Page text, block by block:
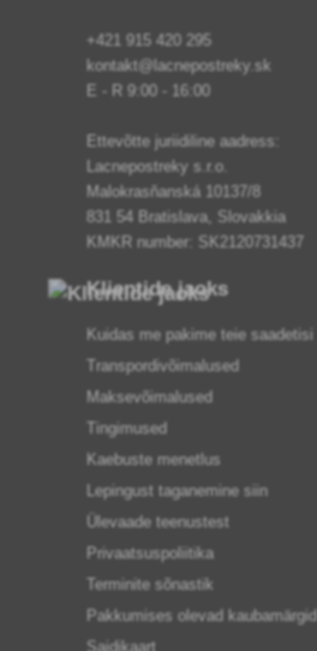
+421 915 420 295
kontakt@lacnepostreky.sk
E - R 9:00 - 16:00
Ettevõtte juriidiline aadress:
Lacnepostreky s.r.o.
Malokrasňanská 10137/8
831 54 Bratislava, Slovakkia
KMKR number: SK2120731437
Klientide jaoks
Kuidas me pakime teie saadetisi
Transpordivõimalused
Maksevõimalused
Tingimused
Kaebuste menetlus
Lepingust taganemine siin
Ülevaade teenustest
Privaatsuspoliitika
Terminite sõnastik
Pakkumises olevad kaubamärgid
Saidikaart